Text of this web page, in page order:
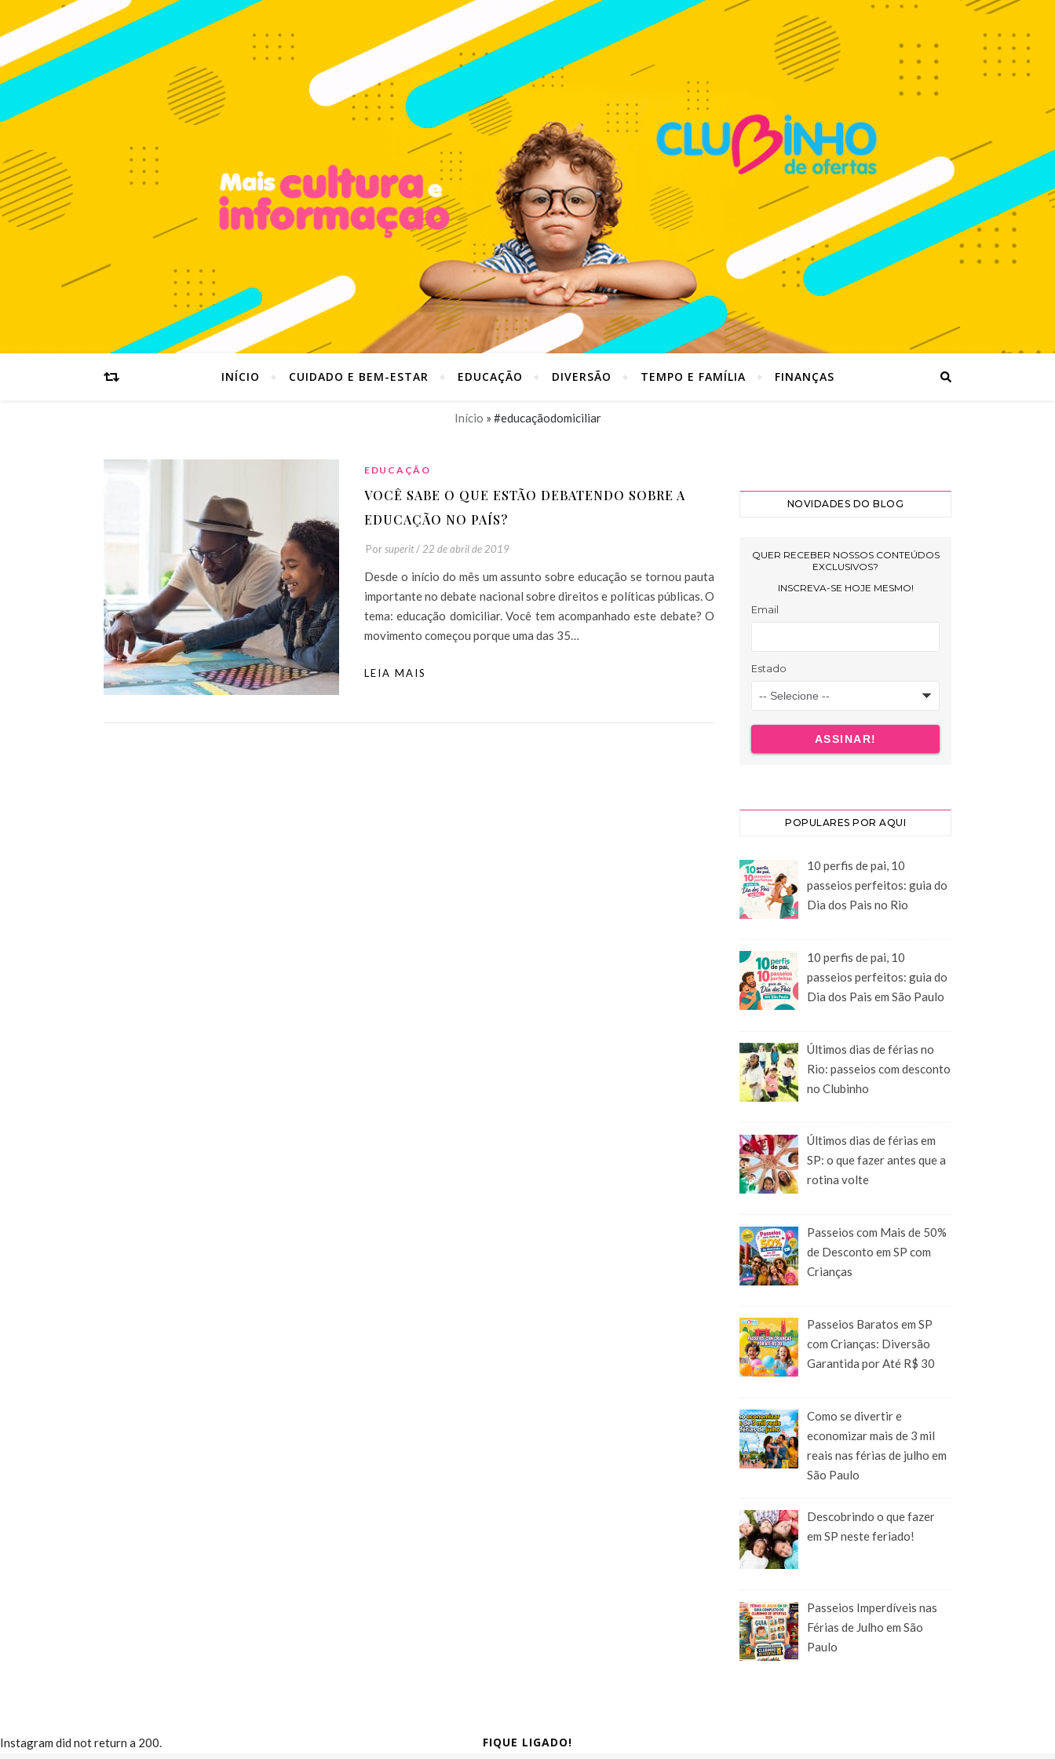
INÍCIO CUIDADO E BEM-ESTAR EDUCAÇÃO DIVERSÃO TEMPO E FAMÍLIA FINANÇAS
Início » #educaçãodomiciliar
EDUCAÇÃO
VOCÊ SABE O QUE ESTÃO DEBATENDO SOBRE A
EDUCAÇÃO NO PAÍS?
Porsuperit/ 22 de abril de 2019
Desde o início do mês um assunto sobre educação se tornou pauta
importante no debate nacional sobre direitos e políticas públicas. O
tema: educação domiciliar. Você tem acompanhado este debate? O
movimento começou porque uma das 35…
LEIA MAIS
NOVIDADES DO BLOG
POPULARES POR AQUI
10 perfis de pai, 10
passeios perfeitos: guia do
Dia dos Pais no Rio
10 perfis de pai, 10
passeios perfeitos: guia do
Dia dos Pais em São Paulo
Últimos dias de férias no
Rio: passeios com desconto
no Clubinho
Últimos dias de férias em
SP: o que fazer antes que a
rotina volte
Passeios com Mais de 50%
de Desconto em SP com
Crianças
Passeios Baratos em SP
com Crianças: Diversão
Garantida por Até R$ 30
Como se divertir e
economizar mais de 3 mil
reais nas férias de julho em
São Paulo
Descobrindo o que fazer
em SP neste feriado!
Passeios Imperdíveis nas
Férias de Julho em São
Paulo
FIQUE LIGADO!
Instagram did not return a 200.